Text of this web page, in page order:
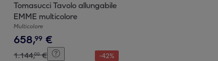
Tomasucci Tavolo allungabile
EMME multicolore
Multicolore
658,99 €
1.144,00 € -42%